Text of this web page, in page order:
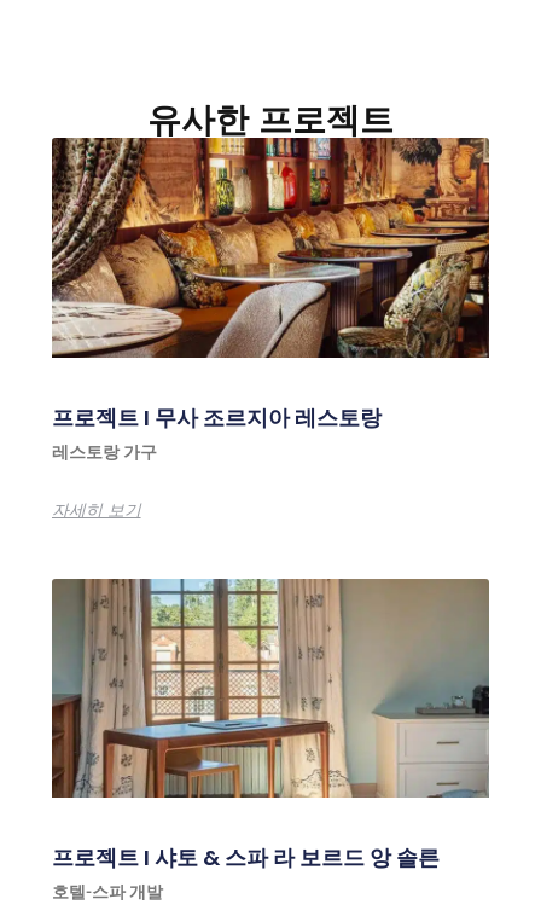
유사한 프로젝트
프로젝트 I 무사 조르지아 레스토랑
레스토랑 가구
자세히 보기
프로젝트 I 샤토 & 스파 라 보르드 앙 솔른
호텔-스파 개발